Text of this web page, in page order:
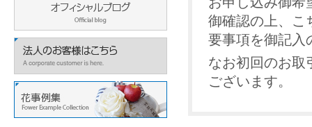
御確認の上、こ
要事項を御記入
なお初回のお
ございます。